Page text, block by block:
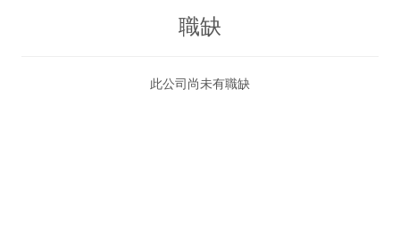
職缺
此公司尚未有職缺